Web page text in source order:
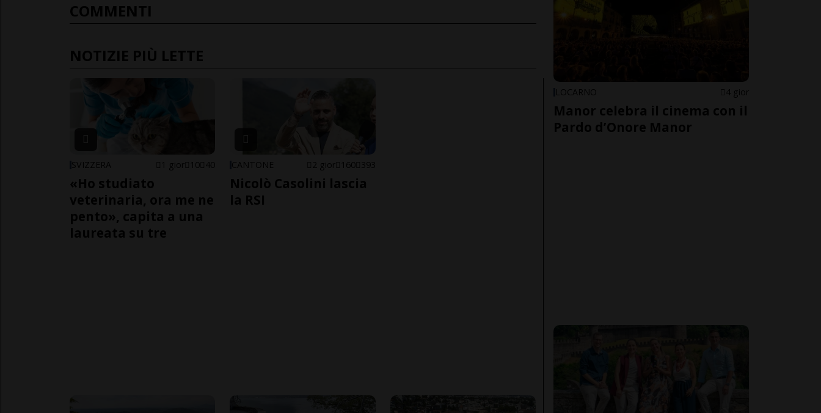
COMMENTI
NOTIZIE PIÙ LETTE
SVIZZERA 1 gior 10 40
«Ho studiato
veterinaria, ora me ne
pento», capita a una
laureata su tre
CANTONE 2 gior 160 393
Nicolò Casolini lascia
la RSI
LOCARNO 4 gior
Manor celebra il cinema con il
Pardo d’Onore Manor